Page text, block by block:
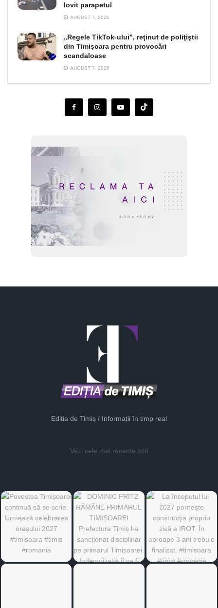
lovit parapetul
AUGUST 7, 2026
„Regele TikTok-ului”, reţinut de poliţiştii
din Timişoara pentru provocări
scandaloase
AUGUST 7, 2026
Ediția de Timiș / Informații în timp real
Vezi cele mai recente știri